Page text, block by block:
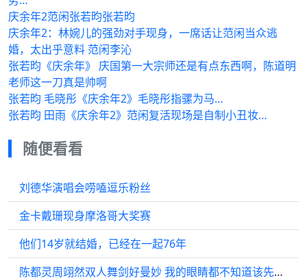
庆余年2范闲张若昀张若昀
庆余年2：林婉儿的强劲对手现身，一席话让范闲当众逃
婚，太出乎意料 范闲李沁
张若昀《庆余年》 庆国第一大宗师还是有点东西啊，陈道明
老师这一刀真是帅啊
张若昀 毛晓彤《庆余年2》毛晓彤指骡为马…
张若昀 田雨《庆余年2》范闲复活现场是自制小丑妆…
随便看看
刘德华演唱会唠嗑逗乐粉丝
金卡戴珊现身摩洛哥大奖赛
他们14岁就结婚，已经在一起76年
陈都灵周翊然双人舞剑好曼妙 我的眼睛都不知道该先看谁了！